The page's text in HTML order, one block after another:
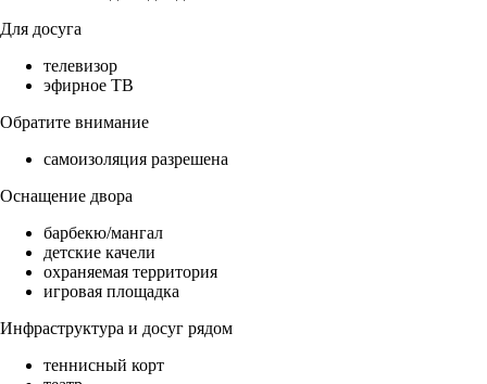
Для досуга
телевизор
эфирное ТВ
Обратите внимание
самоизоляция разрешена
Оснащение двора
барбекю/мангал
детские качели
охраняемая территория
игровая площадка
Инфраструктура и досуг рядом
теннисный корт